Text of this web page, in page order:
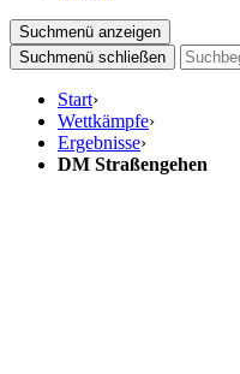
Suchmenü anzeigen
Suchmenü schließen
Start›
Wettkämpfe›
Ergebnisse›
DM Straßengehen